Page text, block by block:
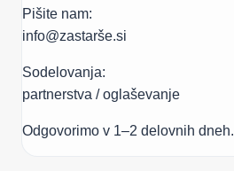
Pišite nam:
info@zastarše.si
Sodelovanja:
partnerstva / oglaševanje
Odgovorimo v 1–2 delovnih dneh.